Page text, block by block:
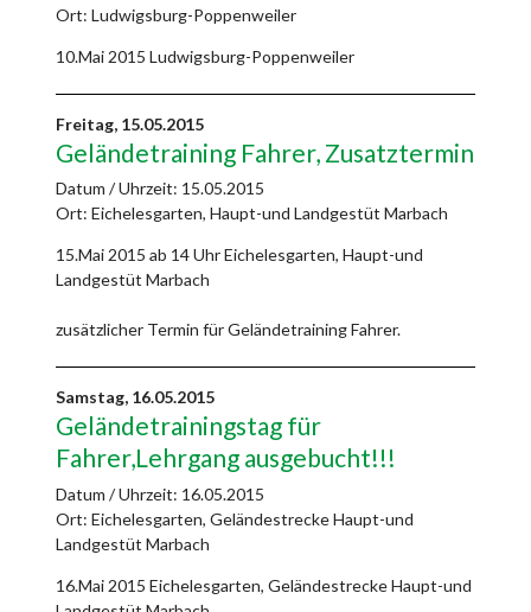
Ort: Ludwigsburg-Poppenweiler
10.Mai 2015 Ludwigsburg-Poppenweiler
Freitag, 15.05.2015
Geländetraining Fahrer, Zusatztermin
Datum / Uhrzeit: 15.05.2015
Ort: Eichelesgarten, Haupt-und Landgestüt Marbach
15.Mai 2015 ab 14 Uhr Eichelesgarten, Haupt-und
Landgestüt Marbach
zusätzlicher Termin für Geländetraining Fahrer.
Samstag, 16.05.2015
Geländetrainingstag für
Fahrer,Lehrgang ausgebucht!!!
Datum / Uhrzeit: 16.05.2015
Ort: Eichelesgarten, Geländestrecke Haupt-und
Landgestüt Marbach
16.Mai 2015 Eichelesgarten, Geländestrecke Haupt-und